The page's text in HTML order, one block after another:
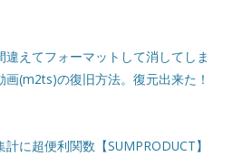
違えてフォーマットして消してしま
画(m2ts)の復旧方法。復元出来た！
に超便利関数【SUMPRODUCT】